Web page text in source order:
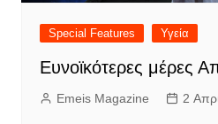
Special Features Υγεία
Ευνοϊκότερες μέρες
Emeis Magazine 2